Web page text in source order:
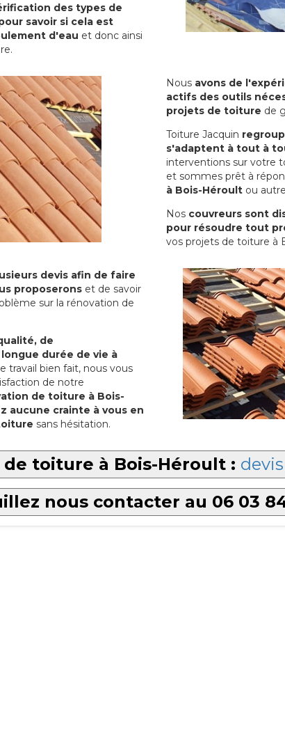
des types de
savoir si cela est
d'eau et donc ainsi
Nous avons de
actifs des outils
projets de toiture de
Toiture Jacquin
s'adaptent à tout à
interventions sur votre
et sommes prêt à
à Bois-Héroult ou
Nos couvreurs sont
pour résoudre tout
vos projets de toiture à
devis afin de faire
proposerons et de savoir
sur la rénovation de
de
durée de vie à
travail bien fait, nous vous
de notre
de toiture à Bois-
aucune crainte à vous en
sans hésitation.
toiture à Bois-Héroult :
nous contacter au 06 03